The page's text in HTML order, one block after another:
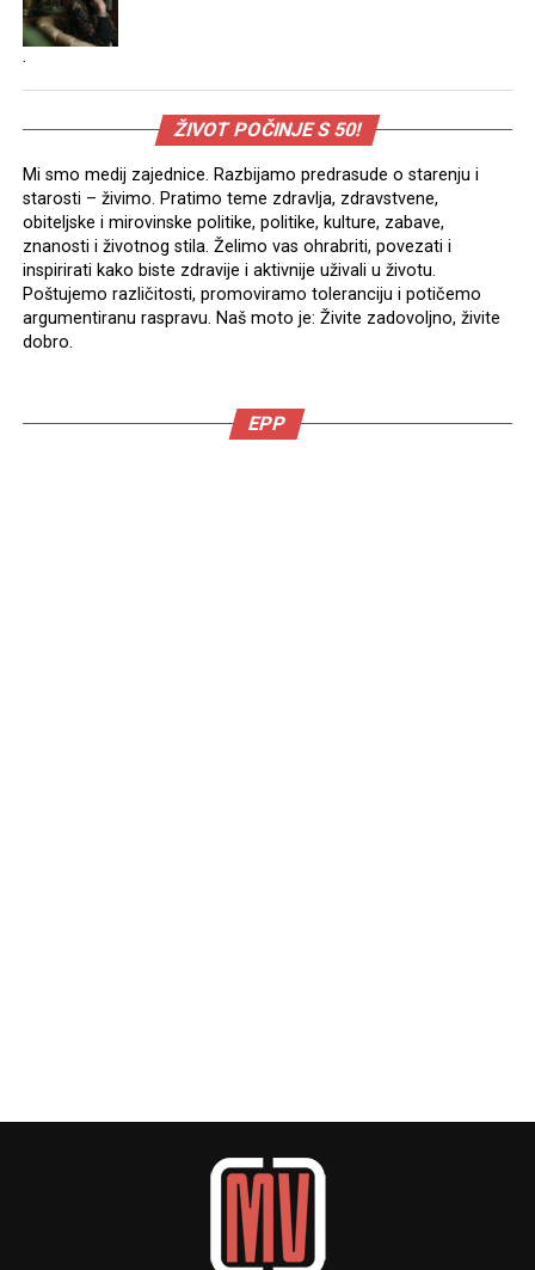
.
ŽIVOT POČINJE S 50!
Mi smo medij zajednice. Razbijamo predrasude o starenju i
starosti – živimo. Pratimo teme zdravlja, zdravstvene,
obiteljske i mirovinske politike, politike, kulture, zabave,
znanosti i životnog stila. Želimo vas ohrabriti, povezati i
inspirirati kako biste zdravije i aktivnije uživali u životu.
Poštujemo različitosti, promoviramo toleranciju i potičemo
argumentiranu raspravu. Naš moto je: Živite zadovoljno, živite
dobro.
EPP